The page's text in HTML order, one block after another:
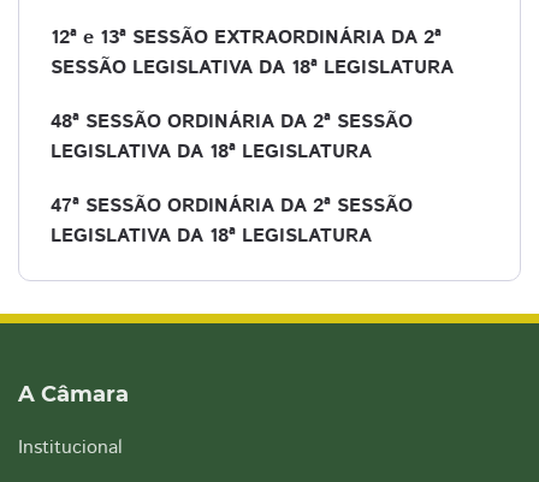
12ª e 13ª SESSÃO EXTRAORDINÁRIA DA 2ª
SESSÃO LEGISLATIVA DA 18ª LEGISLATURA
48ª SESSÃO ORDINÁRIA DA 2ª SESSÃO
LEGISLATIVA DA 18ª LEGISLATURA
47ª SESSÃO ORDINÁRIA DA 2ª SESSÃO
LEGISLATIVA DA 18ª LEGISLATURA
A Câmara
Institucional